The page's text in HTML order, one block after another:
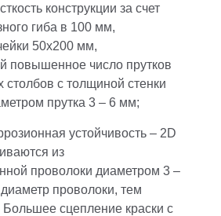
конструкции за счет
гиба в 100 мм,
50х200 мм,
повышенное число прутков
столбов с толщиной стенки
прутка 3 – 6 мм;
устойчивость – 2D
из
проволоки диаметром 3 –
проволоки, тем
Большее сцепление краски с